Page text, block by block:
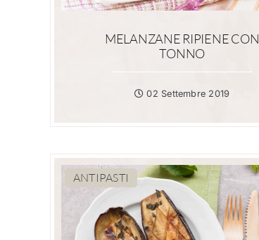
MELANZANE RIPIENE CON
TONNO
02 Settembre 2019
ANTIPASTI